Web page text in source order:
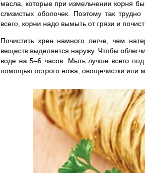
масла, которые при измельчении корня
слизистых оболочек. Поэтому так
всего, корни надо вымыть от грязи и
Почистить хрен намного легче, чем
веществ выделяется наружу. Чтобы
воде на 5–6 часов. Мыть лучше всего
помощью острого ножа, овощечистки или